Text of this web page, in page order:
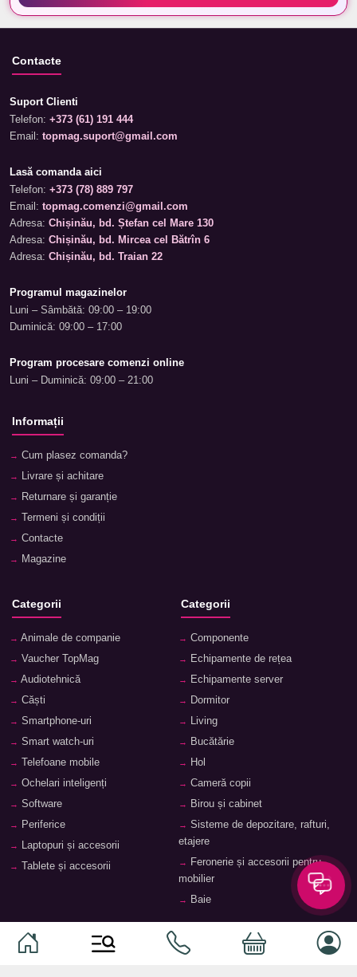
Contacte
Suport Clienti
Telefon: +373 (61) 191 444
Email: topmag.suport@gmail.com
Lasă comanda aici
Telefon: +373 (78) 889 797
Email: topmag.comenzi@gmail.com
Adresa: Chișinău, bd. Ștefan cel Mare 130
Adresa: Chișinău, bd. Mircea cel Bătrîn 6
Adresa: Chișinău, bd. Traian 22
Programul magazinelor
Luni – Sâmbătă: 09:00 – 19:00
Duminică: 09:00 – 17:00
Program procesare comenzi online
Luni – Duminică: 09:00 – 21:00
Informații
Cum plasez comanda?
Livrare și achitare
Returnare și garanție
Termeni și condiții
Contacte
Magazine
Categorii
Animale de companie
Vaucher TopMag
Audiotehnică
Căști
Smartphone-uri
Smart watch-uri
Telefoane mobile
Ochelari inteligenți
Software
Periferice
Laptopuri și accesorii
Tablete și accesorii
Categorii
Componente
Echipamente de rețea
Echipamente server
Dormitor
Living
Bucătărie
Hol
Cameră copii
Birou și cabinet
Sisteme de depozitare, rafturi,
etajere
Feronerie și accesorii pentru
mobilier
Baie